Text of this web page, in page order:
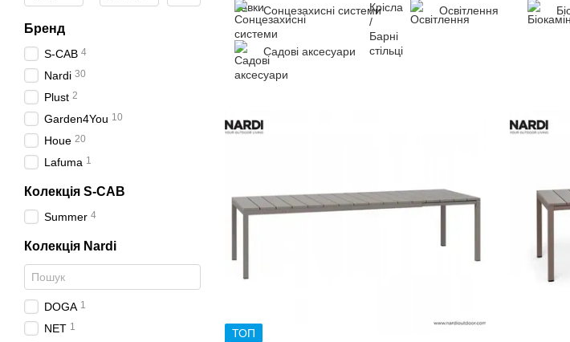
Сонцезахисні системи Освітлення
Садові аксесуари
ТОП
Бренд
S-CAB 4
Nardi 30
Plust 2
Garden4You 10
Houe 20
Lafuma 1
Колекція S-CAB
Summer 4
Колекція Nardi
DOGA 1
NET 1